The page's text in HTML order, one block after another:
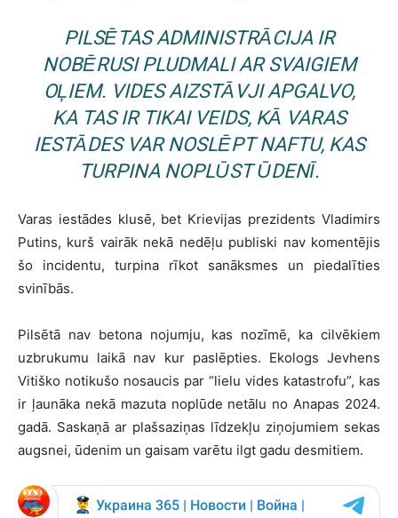
PILSĒTAS ADMINISTRĀCIJA IR
NOBĒRUSI PLUDMALI AR SVAIGIEM
OĻIEM. VIDES AIZSTĀVJI APGALVO,
KA TAS IR TIKAI VEIDS, KĀ VARAS
IESTĀDES VAR NOSLĒPT NAFTU, KAS
TURPINA NOPLŪST ŪDENĪ.
Varas iestādes klusē, bet Krievijas prezidents Vladimirs
Putins, kurš vairāk nekā nedēļu publiski nav komentējis
šo incidentu, turpina rīkot sanāksmes un piedalīties
svinībās.
Pilsētā nav betona nojumju, kas nozīmē, ka cilvēkiem
uzbrukumu laikā nav kur paslēpties. Ekologs Jevhens
Vitiško notikušo nosaucis par “lielu vides katastrofu”, kas
ir ļaunāka nekā mazuta noplūde netālu no Anapas 2024.
gadā. Saskaņā ar plašsaziņas līdzekļu ziņojumiem sekas
augsnei, ūdenim un gaisam varētu ilgt gadu desmitiem.